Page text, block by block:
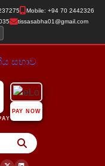
Mobile: +94 70 2442326
tissasabha01@gmail.com
PAY NOW